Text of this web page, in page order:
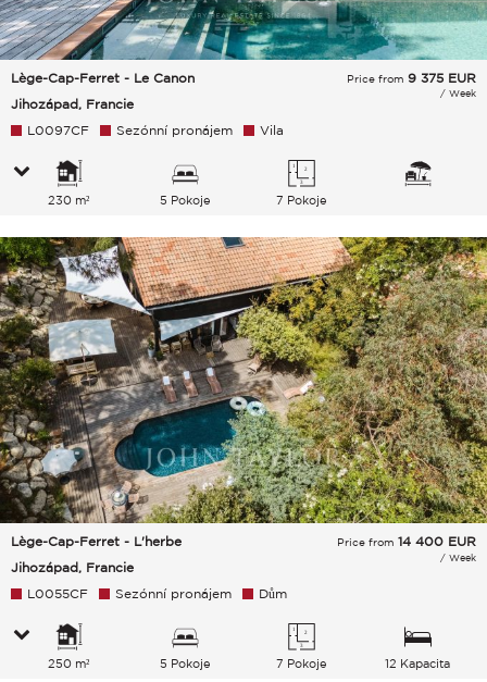
Lège-Cap-Ferret - Le Canon
Jihozápad, Francie
Price from 9 375 EUR
/ Week
L0097CF Sezónní pronájem Vila
230 m² 5 Pokoje 7 Pokoje
Lège-Cap-Ferret - L'herbe
Jihozápad, Francie
Price from 14 400 EUR
/ Week
L0055CF Sezónní pronájem Dům
250 m² 5 Pokoje 7 Pokoje 12 Kapacita